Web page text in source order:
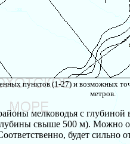
пунктов (1-27) и
метров.
мелководья с
свыше 500 м).
будет